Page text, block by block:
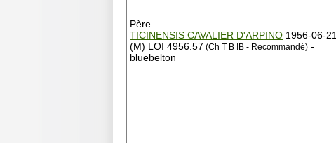
Père
TICINENSIS CAVALIER D'ARPINO 1956-06-21
(M) LOI 4956.57 (Ch T B IB - Recommandé) -
bluebelton